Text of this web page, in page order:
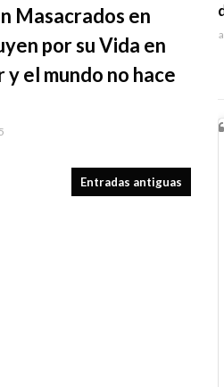
Masacrados en
por su Vida en
el mundo no hace
Entradas antiguas